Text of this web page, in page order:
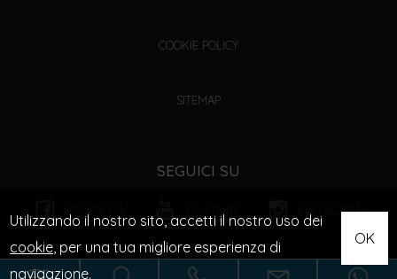
COOKIE POLICY
SITEMAP
SEGUICI SU
FACEBOOK YOUTUBE INSTAGRAM
WHATSAPP
Utilizzando il nostro sito, accetti il nostro uso dei
cookie, per una tua migliore esperienza di
navigazione.
OK